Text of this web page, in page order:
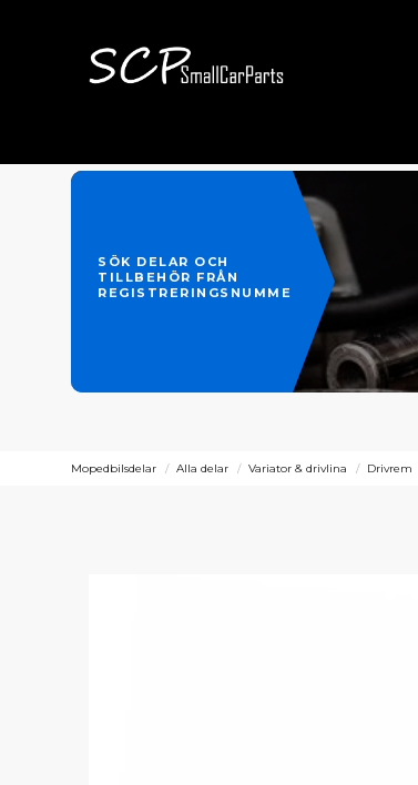
SÖK DELAR OCH
TILLBEHÖR FRÅN
REGISTRERINGSNUMMER
Mopedbilsdelar Alla delar Variator & drivlina Drivrem